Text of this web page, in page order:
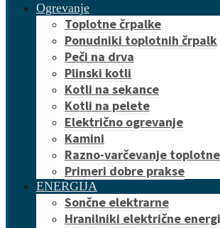
Ogrevanje
Toplotne črpalke
Ponudniki toplotnih črpalk
Peči na drva
Plinski kotli
Kotli na sekance
Kotli na pelete
Električno ogrevanje
Kamini
Razno-varčevanje
Primeri dobre prakse
ENERGIJA
Sončne elektrarne
Hranilniki električne